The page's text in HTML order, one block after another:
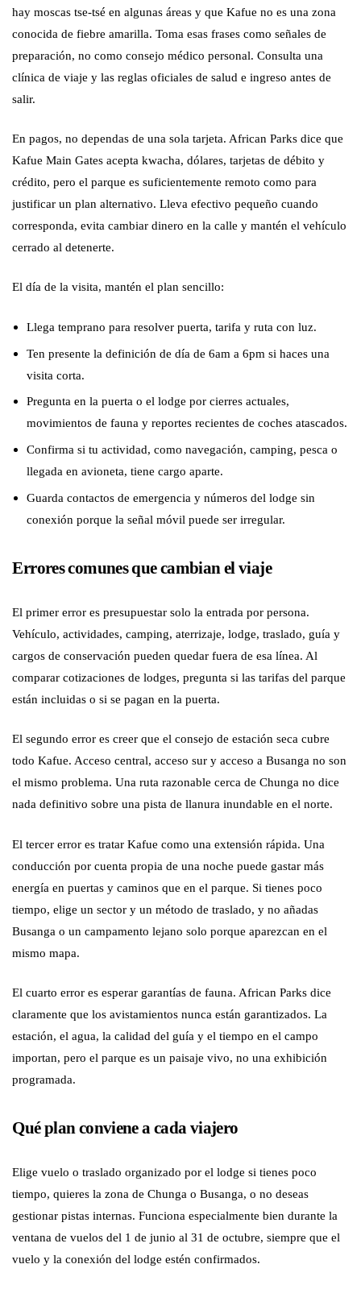
hay moscas tse-tsé en algunas áreas y que Kafue no es una zona
conocida de fiebre amarilla. Toma esas frases como señales de
preparación, no como consejo médico personal. Consulta una
clínica de viaje y las reglas oficiales de salud e ingreso antes de
salir.
En pagos, no dependas de una sola tarjeta. African Parks dice que
Kafue Main Gates acepta kwacha, dólares, tarjetas de débito y
crédito, pero el parque es suficientemente remoto como para
justificar un plan alternativo. Lleva efectivo pequeño cuando
corresponda, evita cambiar dinero en la calle y mantén el vehículo
cerrado al detenerte.
El día de la visita, mantén el plan sencillo:
Llega temprano para resolver puerta, tarifa y ruta con luz.
Ten presente la definición de día de 6am a 6pm si haces una
visita corta.
Pregunta en la puerta o el lodge por cierres actuales,
movimientos de fauna y reportes recientes de coches atascados.
Confirma si tu actividad, como navegación, camping, pesca o
llegada en avioneta, tiene cargo aparte.
Guarda contactos de emergencia y números del lodge sin
conexión porque la señal móvil puede ser irregular.
Errores comunes que cambian el viaje
El primer error es presupuestar solo la entrada por persona.
Vehículo, actividades, camping, aterrizaje, lodge, traslado, guía y
cargos de conservación pueden quedar fuera de esa línea. Al
comparar cotizaciones de lodges, pregunta si las tarifas del parque
están incluidas o si se pagan en la puerta.
El segundo error es creer que el consejo de estación seca cubre
todo Kafue. Acceso central, acceso sur y acceso a Busanga no son
el mismo problema. Una ruta razonable cerca de Chunga no dice
nada definitivo sobre una pista de llanura inundable en el norte.
El tercer error es tratar Kafue como una extensión rápida. Una
conducción por cuenta propia de una noche puede gastar más
energía en puertas y caminos que en el parque. Si tienes poco
tiempo, elige un sector y un método de traslado, y no añadas
Busanga o un campamento lejano solo porque aparezcan en el
mismo mapa.
El cuarto error es esperar garantías de fauna. African Parks dice
claramente que los avistamientos nunca están garantizados. La
estación, el agua, la calidad del guía y el tiempo en el campo
importan, pero el parque es un paisaje vivo, no una exhibición
programada.
Qué plan conviene a cada viajero
Elige vuelo o traslado organizado por el lodge si tienes poco
tiempo, quieres la zona de Chunga o Busanga, o no deseas
gestionar pistas internas. Funciona especialmente bien durante la
ventana de vuelos del 1 de junio al 31 de octubre, siempre que el
vuelo y la conexión del lodge estén confirmados.